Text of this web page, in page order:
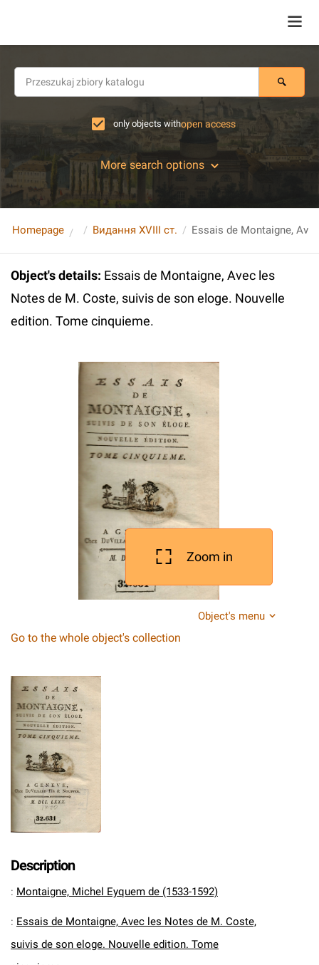
only objects withopen access
More search options
Homepage Видання XVIII ст.
Object's details: Essais de Montaigne, Avec les
Notes de M. Coste, suivis de son eloge. Nouvelle
edition. Tome cinquieme.
Zoom in
Object's menu
Go to the whole object's collection
Description
: Montaigne, Michel Eyquem de (1533-1592)
: Essais de Montaigne, Avec les Notes de M. Coste,
suivis de son eloge. Nouvelle edition. Tome